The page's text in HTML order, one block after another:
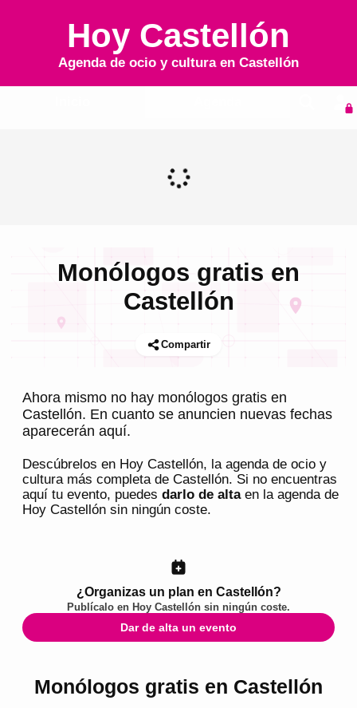
Hoy Castellón
Agenda de ocio y cultura en Castellón
Monólogos gratis en
Castellón
Compartir
Ahora mismo no hay monólogos gratis en
Castellón. En cuanto se anuncien nuevas fechas
aparecerán aquí.
Descúbrelos en Hoy Castellón, la agenda de ocio y
cultura más completa de Castellón. Si no encuentras
aquí tu evento, puedes darlo de altaen la agenda de
Hoy Castellón sin ningún coste.
¿Organizas un plan en Castellón?
Publícalo en Hoy Castellón sin ningún coste.
Dar de alta un evento
Monólogos gratis en Castellón